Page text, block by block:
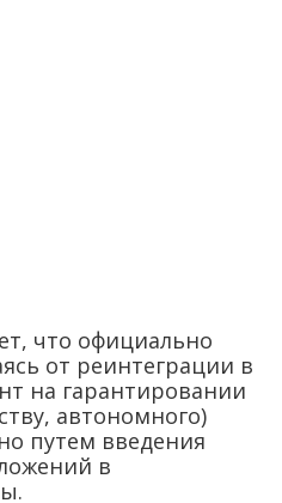
что официально
от реинтеграции в
на гарантировании
автономного)
путем введения
в